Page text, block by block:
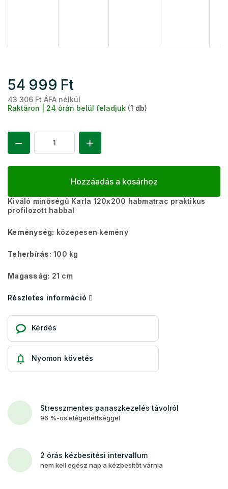
54 999 Ft
43 306 Ft ÁFA nélkül
Raktáron | 24 órán belül feladjuk (1 db)
Hozzáadás a kosárhoz
Kiváló minőségű Karla 120x200 habmatrac praktikus
profilozott habbal
Keménység: közepesen kemény
Teherbírás: 100 kg
Magasság: 21 cm
Részletes információ
Kérdés
Nyomon követés
Stresszmentes panaszkezelés távolról
96 %-os elégedettséggel
2 órás kézbesítési intervallum
nem kell egész nap a kézbesítőt várnia